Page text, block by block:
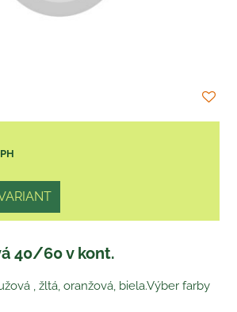
40/60 v kont.
, žltá, oranžová, biela.Výber farby